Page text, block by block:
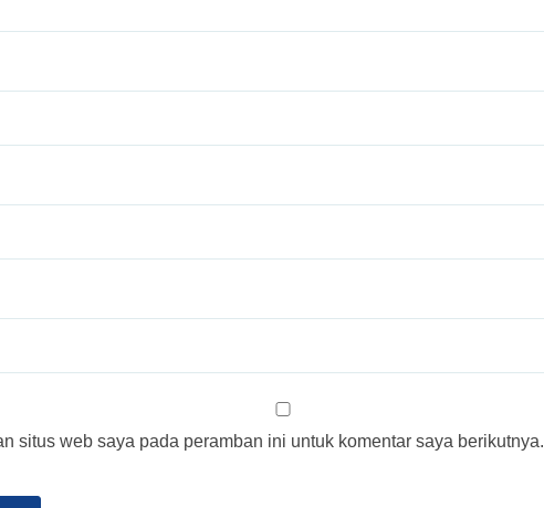
situs web saya pada peramban ini untuk komentar saya berikutnya.